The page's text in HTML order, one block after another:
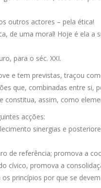
outros actores – pela ética!
de uma moral! Hoje é ela
para o séc. XXI.
e tem previstas, traçou
que, combinadas entre si,
constitua, assim, como
acções:
sinergias e
de referência; promova a
cívico, promova a
princípios por que se